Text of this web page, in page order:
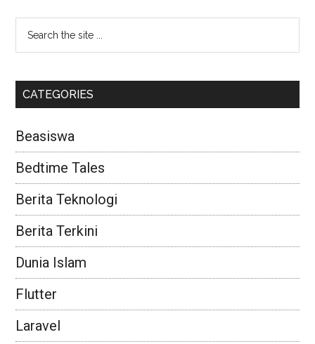
CATEGORIES
Beasiswa
Bedtime Tales
Berita Teknologi
Berita Terkini
Dunia Islam
Flutter
Laravel